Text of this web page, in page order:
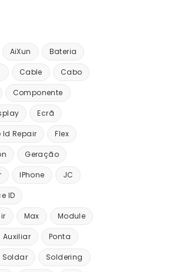
AiXun Bateria
Cable Cabo
Componente
Ecrã
Id Repair Flex
Geração
IPhone JC
ID
Max Module
Auxiliar Ponta
Soldar Soldering